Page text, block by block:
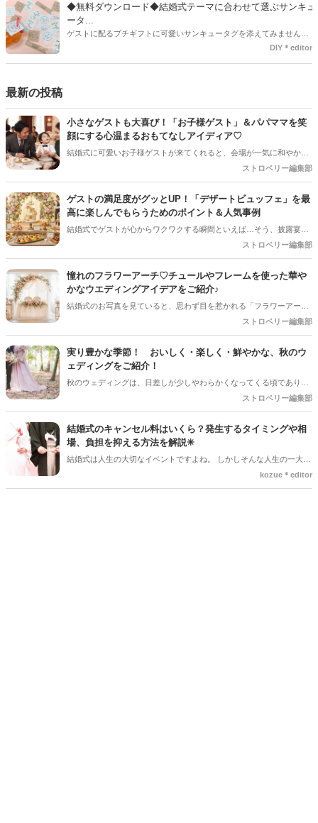
り、付けるものの素材や色にあわせて選ぶことができるんです♪*
◆無料ダウンロード◆結婚式テーマに合わせて選ぶサンキュ
ータ...
ゲストに配るプチギフトに可愛いサンキュータグを添えてみません
か？今回の記事では無料でダウンロードできる春婚にもピッタリなサ
DIY＊editor
最新の投稿
小さなゲストも大喜び！「お子様ゲスト」＆パパママを笑
顔にする心温まるおもてなしアイディア♡
結婚式に可愛いお子様ゲストが来てくれると、会場が一気に和やかな
雰囲気になりますよね！でも、ご招待するプレ花嫁さんとしては「途
いないかな？」と、ちょっぴり心配になることも多いはず。 小さなゲ
ストと、子育て真っ最中のパパママ（ご友人）に「本当に参列してよ
かった！」と思ってもらうためには、ちょっとした心遣いや事前準備
が大切です。今回は、お子様ゲストとご家族に安心して楽しんでもら
うための、素敵なおもてなしアイディアをご紹介します！
ストロベリー編集部
ゲストの満足度がグッとUP！「デザートビュッフェ」を最
高に楽しんでもらうためのポイント＆人気事例
結婚式でゲストが心からワクワクする瞬間といえば…そう、披露宴後
半の「デザートタイム」です！中でも、ガーデンやロビーにずらりと
は、ゲストのテンションが一番上がる大人気の演出ですよね。今回は
デザートビュッフェで絶対に押さえておきたいポイントと、実際に大
好評だった事例をご紹介します！
ストロベリー編集部
憧れのフラワーアーチ♡チュールやフレームを使った華や
かなウエディングアイデアをご紹介♪
結婚式のお写真を見ていると、思わず目を惹かれる「フラワーアー
チ」♡ お花をたっぷり使ったアーチはもちろん、チュールやフレーム
るコーディネートが人気を集めています♪ 挙式会場や高砂、ウエルカ
ムスペース、フォトブースなど、さまざまな場所で取り入れられるの
も魅力のひとつ＊ 今回は、フラワーアーチの魅力や、おしゃれなアレ
ンジアイデアをご紹介します♡
ストロベリー編集部
実り豊かな季節！ おいしく・楽しく・鮮やかな、秋のウ
ェディングをご紹介！
秋のウェディングは、日差しが少しやわらかくなってくる頃であり、
色々なことへの行動的がみなぎってくる季節。同時に、おいしいもの
クして準備を進めましょう♪
ストロベリー編集部
結婚式のキャンセル料はいくら？発生するタイミングや相
場、負担を抑える方法を解説✳︎
結婚式は人生の大切なイベントですよね。 しかしそんな人生の一大イ
ベントでも、やむを得ない事情で延期や中止、キャンセルを検討しな
kozue＊editor